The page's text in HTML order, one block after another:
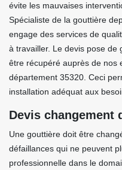
évite les mauvaises
Spécialiste de la gouttière
engage des services de
à travailler. Le devis pose de
être récupéré auprès de nos
département 35320. Ceci
installation adéquat aux
Devis changement
Une gouttière doit être
défaillances qui ne peuvent
professionnelle dans le